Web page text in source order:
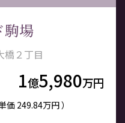
駒場
橋２丁目
1億5,980万円
価 249.84万円 ）